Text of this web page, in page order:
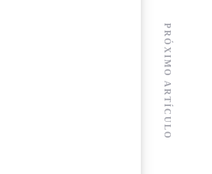
PRÓXIMO ARTÍCULO